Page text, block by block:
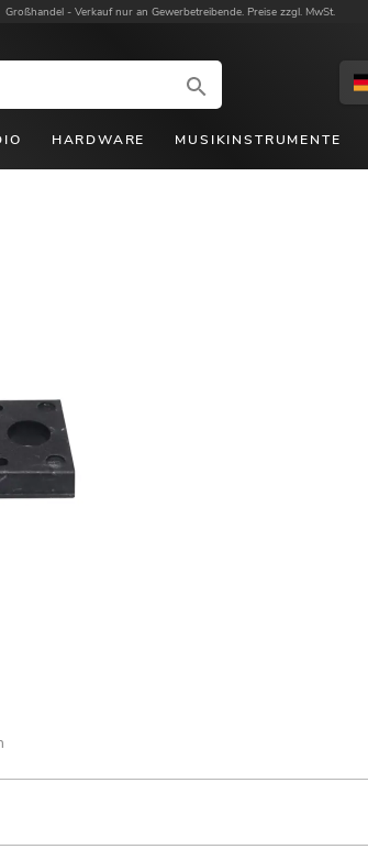
Großhandel - Verkauf nur an Gewerbetreibende. Preise zzgl. MwSt.
HARDWARE MUSIKINSTRUMENTE